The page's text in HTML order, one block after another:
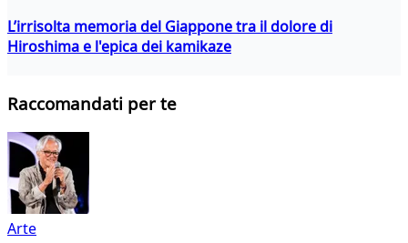
L’irrisolta memoria del Giappone tra il dolore di
Hiroshima e l'epica dei kamikaze
Raccomandati per te
Arte